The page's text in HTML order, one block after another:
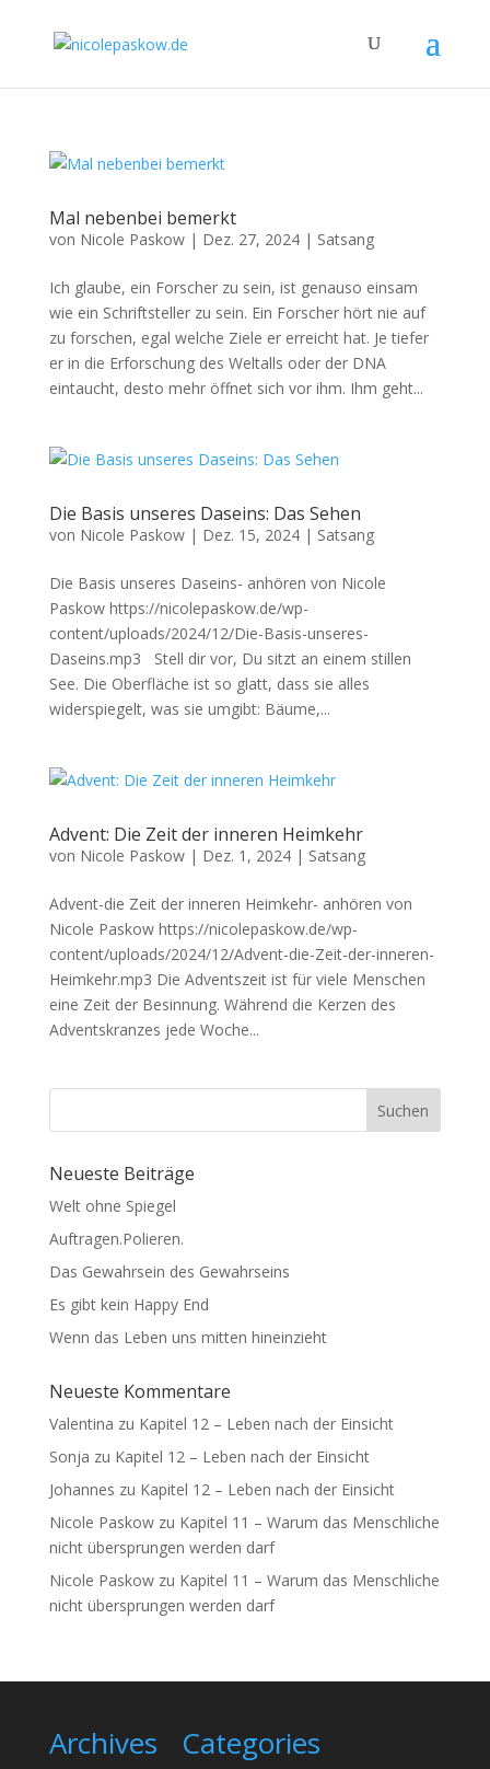
Mal nebenbei bemerkt
von Nicole Paskow| Dez. 27, 2024| Satsang
Ich glaube, ein Forscher zu sein, ist genauso einsam
wie ein Schriftsteller zu sein. Ein Forscher hört nie auf
zu forschen, egal welche Ziele er erreicht hat. Je tiefer
er in die Erforschung des Weltalls oder der DNA
eintaucht, desto mehr öffnet sich vor ihm. Ihm geht...
Die Basis unseres Daseins: Das Sehen
von Nicole Paskow| Dez. 15, 2024| Satsang
Die Basis unseres Daseins- anhören von Nicole
Paskow https://nicolepaskow.de/wp-
content/uploads/2024/12/Die-Basis-unseres-
Daseins.mp3 Stell dir vor, Du sitzt an einem stillen
See. Die Oberfläche ist so glatt, dass sie alles
widerspiegelt, was sie umgibt: Bäume,...
Advent: Die Zeit der inneren Heimkehr
von Nicole Paskow| Dez. 1, 2024| Satsang
Advent-die Zeit der inneren Heimkehr- anhören von
Nicole Paskow https://nicolepaskow.de/wp-
content/uploads/2024/12/Advent-die-Zeit-der-inneren-
Heimkehr.mp3 Die Adventszeit ist für viele Menschen
eine Zeit der Besinnung. Während die Kerzen des
Adventskranzes jede Woche...
Suchen
Neueste Beiträge
Welt ohne Spiegel
Auftragen.Polieren.
Das Gewahrsein des Gewahrseins
Es gibt kein Happy End
Wenn das Leben uns mitten hineinzieht
Neueste Kommentare
Valentina zu Kapitel 12 – Leben nach der Einsicht
Sonja zu Kapitel 12 – Leben nach der Einsicht
Johannes zu Kapitel 12 – Leben nach der Einsicht
Nicole Paskowzu Kapitel 11 – Warum das Menschliche
nicht übersprungen werden darf
Nicole Paskowzu Kapitel 11 – Warum das Menschliche
nicht übersprungen werden darf
Archives Categories